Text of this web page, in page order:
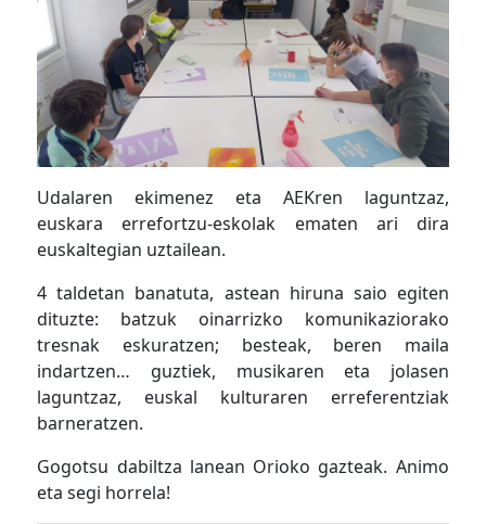
Udalaren ekimenez eta AEKren laguntzaz,
euskara errefortzu-eskolak ematen ari dira
euskaltegian uztailean.
4 taldetan banatuta, astean hiruna saio egiten
dituzte: batzuk oinarrizko komunikaziorako
tresnak eskuratzen; besteak, beren maila
indartzen… guztiek, musikaren eta jolasen
laguntzaz, euskal kulturaren erreferentziak
barneratzen.
Gogotsu dabiltza lanean Orioko gazteak. Animo
eta segi horrela!